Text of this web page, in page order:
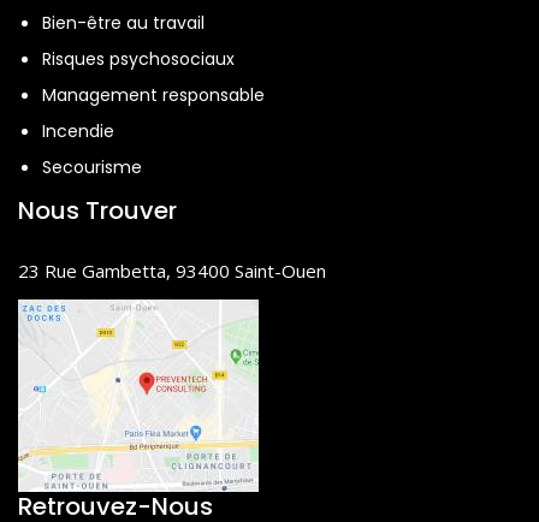
Bien-être au travail
Risques psychosociaux
Management responsable
Incendie
Secourisme
Nous Trouver
23 Rue Gambetta, 93400 Saint-Ouen
Retrouvez-Nous